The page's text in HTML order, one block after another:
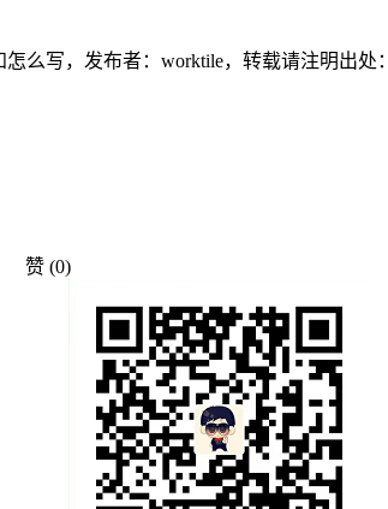
么写，发布者：worktile，转载请注明出处：
赞 (0)